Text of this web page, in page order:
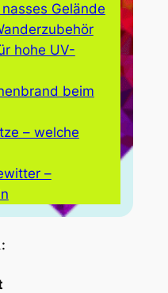
Gelände
hohe UV-
beim
– welche
–